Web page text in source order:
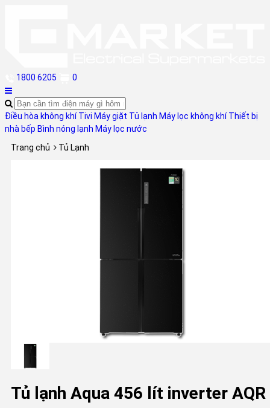
1800 6205 0
Điều hòa không khí Tivi Máy giặt Tủ lạnh Máy lọc không khí Thiết bị
nhà bếp Bình nóng lạnh Máy lọc nước
Trang chủ
Tủ Lạnh
Tủ lạnh Aqua 456 lít inverter AQR